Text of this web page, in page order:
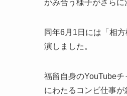
かみ合う様子がさらに
同年6月1日には「相
演しました。
福留自身のYouTube
にわたるコンビ仕事が